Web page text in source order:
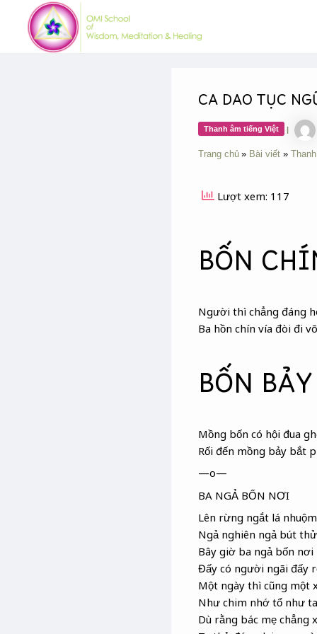
content
CA DAO TỤC
Thanh âm tiếng Việt |
Trang chủ Bài viết
Lượt xem: 117
BỐN
Người thì chẳng đáng
Ba hồn chín vía đòi đi
BỐN BẢY
Mồng bốn có hội đua
Rối đến mồng bảy bắt
—o—
BA NGẢ BỐN NƠI
Lên rừng ngắt lá
Ngả nghiên ngả bút
Bây giờ ba ngả bốn nơi
Đấy có người ngãiđấy
Một ngày thì cũng một
Như chim nhớ tổ như
Dù rằng bác mẹ chẳng